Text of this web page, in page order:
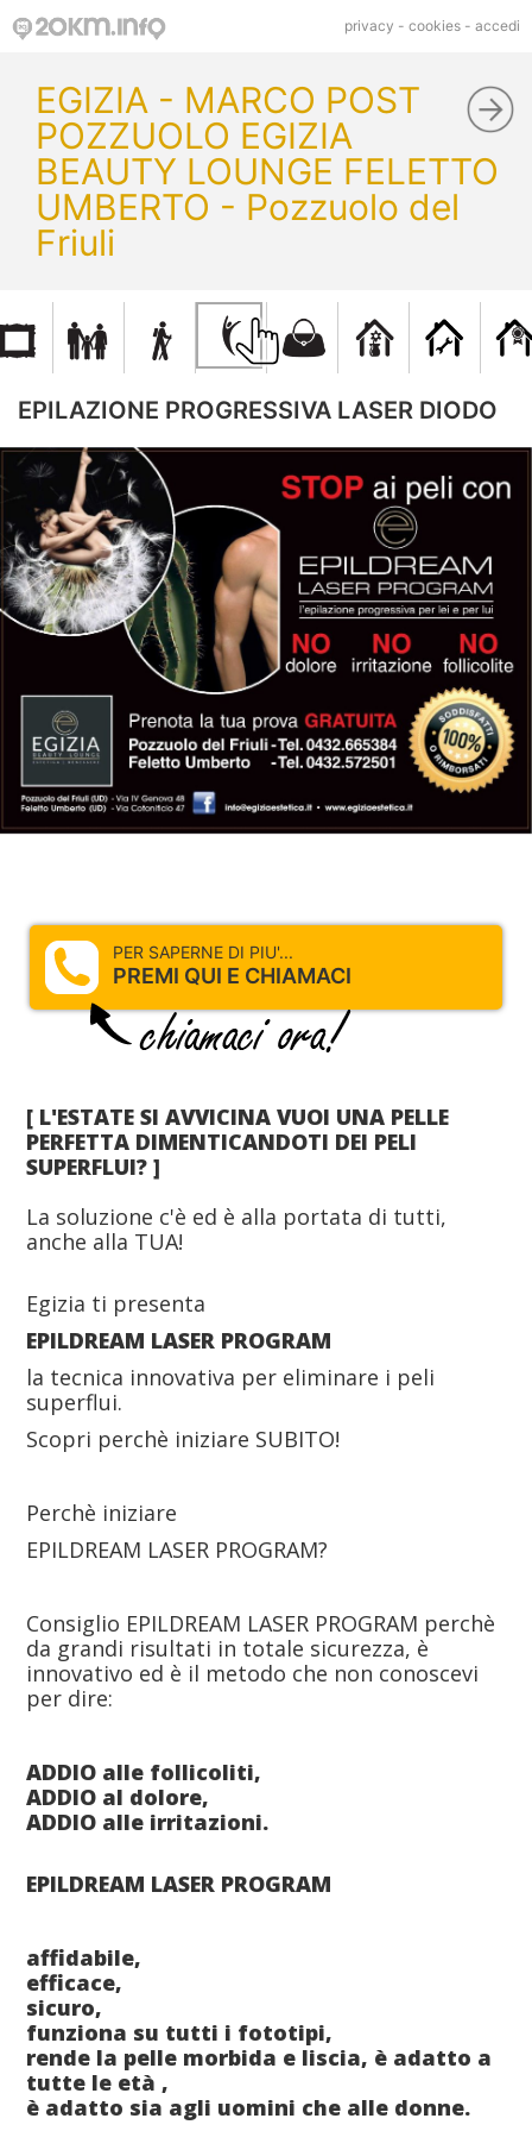
privacy - cookies - accedi
EGIZIA - MARCO POST
POZZUOLO EGIZIA
BEAUTY LOUNGE FELETTO
UMBERTO - Pozzuolo del
Friuli
EPILAZIONE PROGRESSIVA LASER DIODO
PER SAPERNE DI PIU'...
PREMI QUI E CHIAMACI
[ L'ESTATE SI AVVICINA VUOI UNA PELLE
PERFETTA DIMENTICANDOTI DEI PELI
SUPERFLUI? ]
La soluzione c'è ed è alla portata di tutti,
anche alla TUA!
Egizia ti presenta
EPILDREAM LASER PROGRAM
la tecnica innovativa per eliminare i peli
superflui.
Scopri perchè iniziare SUBITO!
Perchè iniziare
EPILDREAM LASER PROGRAM?
Consiglio EPILDREAM LASER PROGRAM perchè
da grandi risultati in totale sicurezza, è
innovativo ed è il metodo che non conoscevi
per dire:
ADDIO alle follicoliti,
ADDIO al dolore,
ADDIO alle irritazioni.
EPILDREAM LASER PROGRAM
affidabile,
efficace,
sicuro,
funziona su tutti i fototipi,
rende la pelle morbida e liscia, è adatto a
tutte le età ,
è adatto sia agli uomini che alle donne.